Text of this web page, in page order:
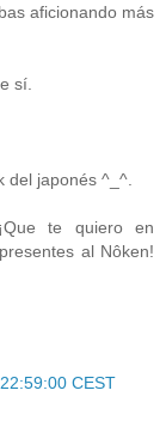
aficionando más
sí.
del japonés ^_^.
te quiero en
al Nôken!
CEST